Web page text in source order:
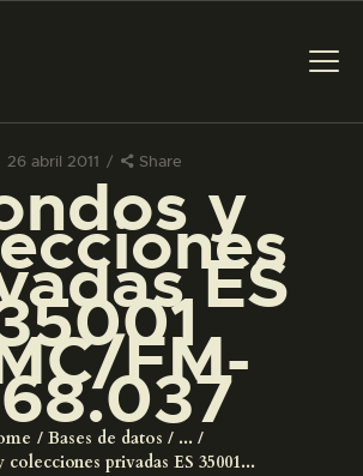
26 abril 2011 Share
y
ES
FM-
Bases de datos
...
colecciones privadas ES 35001...
LA VISITA